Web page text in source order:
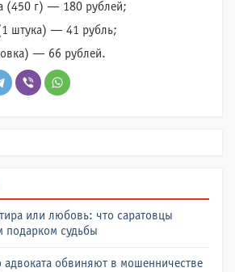
(450 г) — 180 рублей;
штука) — 41 рубль;
— 66 рублей.
или любовь: что саратовцы
подарком судьбы
адвоката обвиняют в мошенничестве